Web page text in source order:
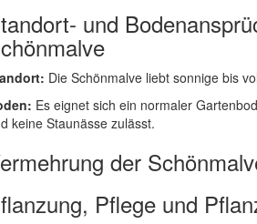
und
Die Schönmalve liebt sonnige bis
Es eignet sich ein normaler
keine Staunässe zulässt.
der
Pflege und